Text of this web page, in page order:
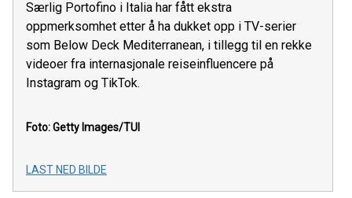
Særlig Portofino i Italia har fått ekstra
oppmerksomhet etter å ha dukket opp i TV-serier
som Below Deck Mediterranean, i tillegg til en rekke
videoer fra internasjonale reiseinfluencere på
Instagram og TikTok.
Foto: Getty Images/TUI
LAST NED BILDE